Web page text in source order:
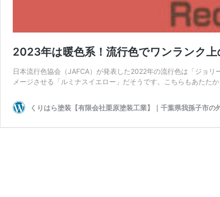
2023年は暖色系！流行色でワンランク
日本流行色協会（JAFCA）が発表した2022年の流行色は「ジョ
メージさせる「ルミナスイエロー」だそうです。こちらもあた
くりはら塗装【有限会社栗原塗装工業】｜千葉県我孫子市